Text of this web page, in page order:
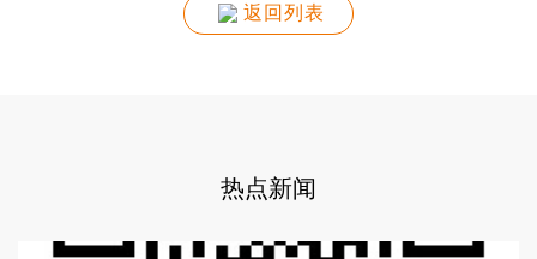
返回列表
热点新闻